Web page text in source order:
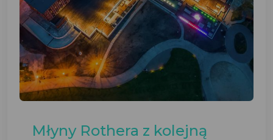
Młyny Rothera z kolejną